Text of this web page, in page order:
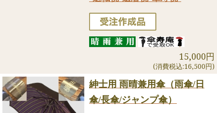
15,000円
(消費税込:16,500円)
紳士用 雨晴兼用傘（雨傘/日
傘/長傘/ジャンプ傘）